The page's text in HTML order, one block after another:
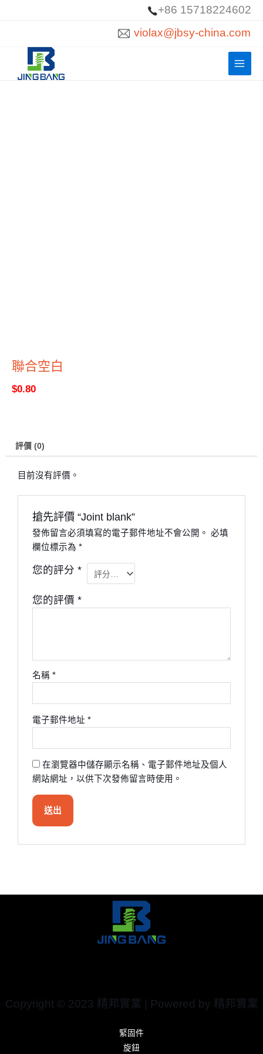
+86 15718224602
violax@jbsy-china.com
聯合空白
$0.80
評價 (0)
目前沒有評價。
搶先評價 “Joint blank”
發佈留言必須填寫的電子郵件地址不會公開。 必填
欄位標示為*
您的評分*
您的評價*
名稱*
電子郵件地址*
在瀏覽器中儲存顯示名稱、電子郵件地址及個人
網站網址，以供下次發佈留言時使用。
Copyright © 2023 精邦實業 | Powered by 精邦實業
緊固件
旋鈕